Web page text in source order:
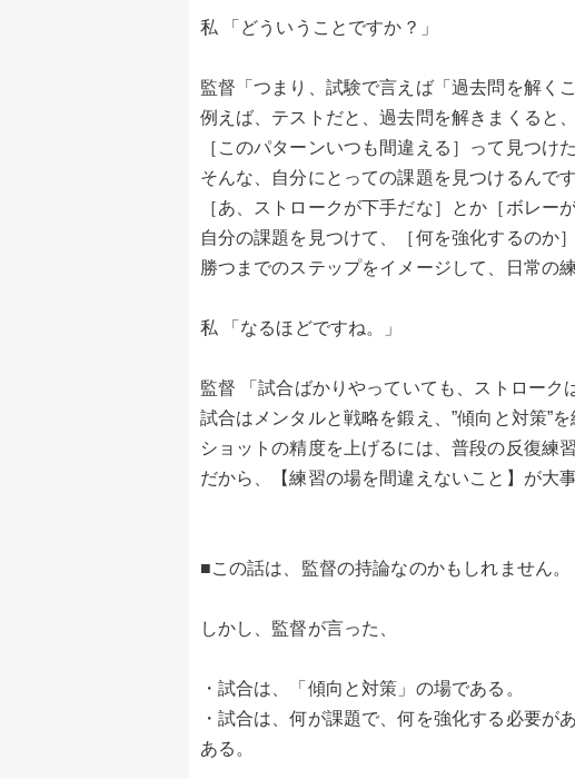
私 「どういうことですか？」
監督「つまり、試験で言えば「過去問を解く
例えば、テストだと、過去問を解きまくると、
［このパターンいつも間違える］って見つけ
そんな、自分にとっての課題を見つけるんです
［あ、ストロークが下手だな］とか［ボレー
自分の課題を見つけて、［何を強化するのか
勝つまでのステップをイメージして、日常の
私 「なるほどですね。」
監督 「試合ばかりやっていても、ストローク
試合はメンタルと戦略を鍛え、”傾向と対策”を
ショットの精度を上げるには、普段の反復練
だから、【練習の場を間違えないこと】が大事
■この話は、監督の持論なのかもしれません。
しかし、監督が言った、
・試合は、「傾向と対策」の場である。
・試合は、何が課題で、何を強化する必要が
ある。